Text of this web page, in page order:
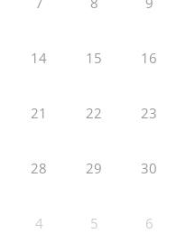
14 15 16
21 22 23
28 29 30
4 5 6